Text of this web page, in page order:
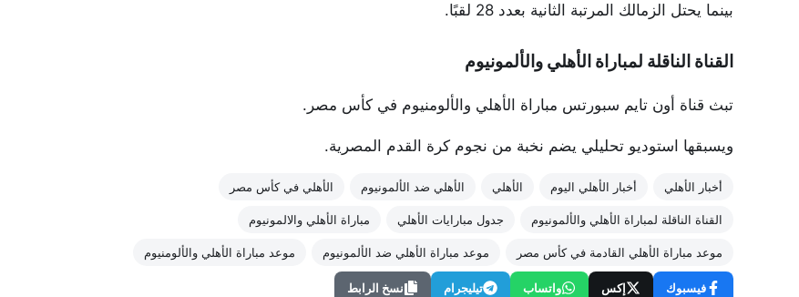
بينما يحتل الزمالك المرتبة الثانية بعدد 28 لقبًا.
القناة الناقلة لمباراة الأهلي والألمونيوم
تبث قناة أون تايم سبورتس مباراة الأهلي والألومنيوم في كأس مصر.
ويسبقها استوديو تحليلي يضم نخبة من نجوم كرة القدم المصرية.
أخبار الأهلي أخبار الأهلي اليوم الأهلي الأهلي ضد الألمونيوم الأهلي في كأس مصر
القناة الناقلة لمباراة الأهلي والألمونيوم جدول مبارايات الأهلي مباراة الأهلي والالمونيوم
موعد مباراة الأهلي القادمة في كأس مصر موعد مباراة الأهلي ضد الألمونيوم موعد مباراة الأهلي والألومنيوم
فيسبوك إكس واتساب تيليجرام نسخ الرابط